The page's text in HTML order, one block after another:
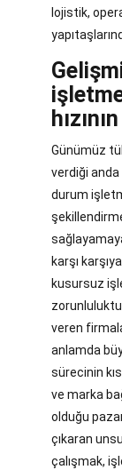
lojistik,
Günümüz
verdiği anda
durum
karşı
kusursuz
veren
anlamda
sürecinin
ve marka
olduğu
çıkaran
çalışmak,